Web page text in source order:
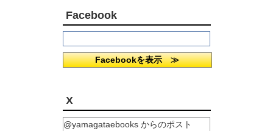
Facebook
Facebookを表示 ≫
X
@yamagataebooks からのポスト